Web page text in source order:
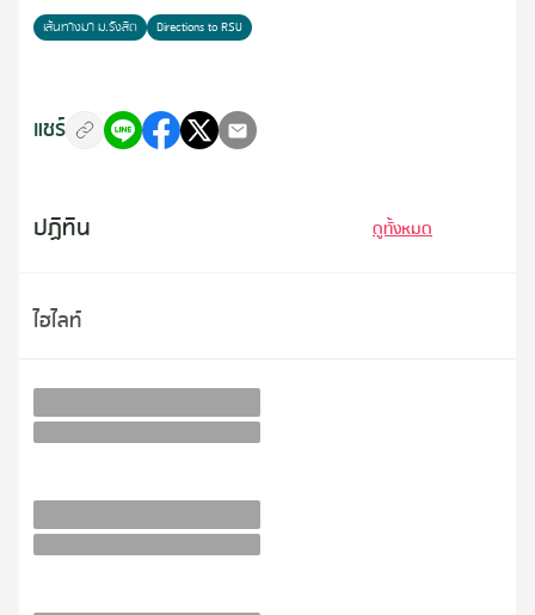
เส้นทางมา ม.รังสิต Directions to RSU
แชร์
ปฏิทิน ดูทั้งหมด
ไฮไลท์